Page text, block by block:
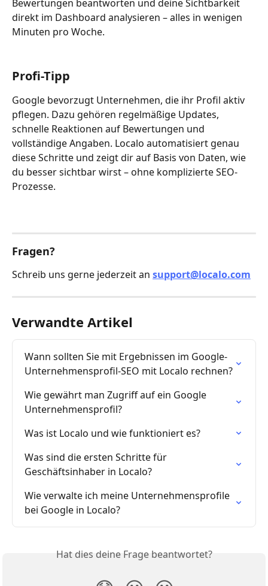
Bewertungen beantworten und deine Sichtbarkeit
direkt im Dashboard analysieren – alles in wenigen
Minuten pro Woche.
Profi-Tipp
Google bevorzugt Unternehmen, die ihr Profil aktiv
pflegen. Dazu gehören regelmäßige Updates,
schnelle Reaktionen auf Bewertungen und
vollständige Angaben. Localo automatisiert genau
diese Schritte und zeigt dir auf Basis von Daten, wie
du besser sichtbar wirst – ohne komplizierte SEO-
Prozesse.
Fragen?
Schreib uns gerne jederzeit an support@localo.com
Verwandte Artikel
Wann sollten Sie mit Ergebnissen im Google-
Unternehmensprofil-SEO mit Localo rechnen?
Wie gewährt man Zugriff auf ein Google
Unternehmensprofil?
Was ist Localo und wie funktioniert es?
Was sind die ersten Schritte für
Geschäftsinhaber in Localo?
Wie verwalte ich meine Unternehmensprofile
bei Google in Localo?
Hat dies deine Frage beantwortet?